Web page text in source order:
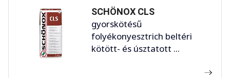
SCHÖNOX CLS
gyorskötésű
folyékonyesztrich beltéri
kötött- és úsztatott ...